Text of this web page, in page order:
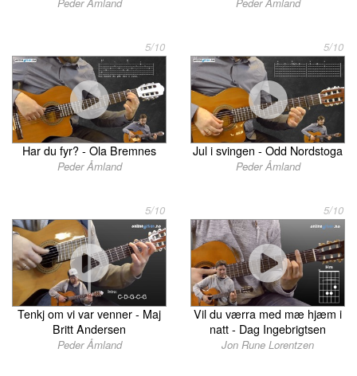
5/10
Har du fyr? - Ola Bremnes
Peder Åmland
5/10
Jul i svingen - Odd Nordstoga
Peder Åmland
5/10
Tenkj om vi var venner - Maj
Britt Andersen
Peder Åmland
5/10
Vil du værra med mæ hjæm i
natt - Dag Ingebrigtsen
Jon Rune Lorentzen